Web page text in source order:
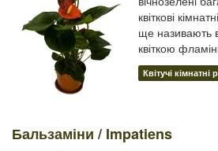
квіткові
ще називають
квіткою
Квітучі кімнатні
Бальзаміни / Impatiens